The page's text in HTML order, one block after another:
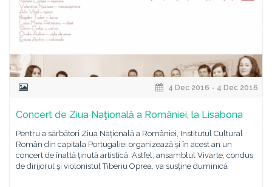
4 Dec 2016 - 4 Dec 2016
Concert de Ziua Naţională a României, la Lisabona
Pentru a sărbători Ziua Națională a României, Institutul Cultural
Român din capitala Portugaliei organizează şi în acest an un
concert de înaltă ţinută artistică. Astfel, ansamblul Vivarte, condus
de dirijorul şi violonistul Tiberiu Oprea, va susţine duminică